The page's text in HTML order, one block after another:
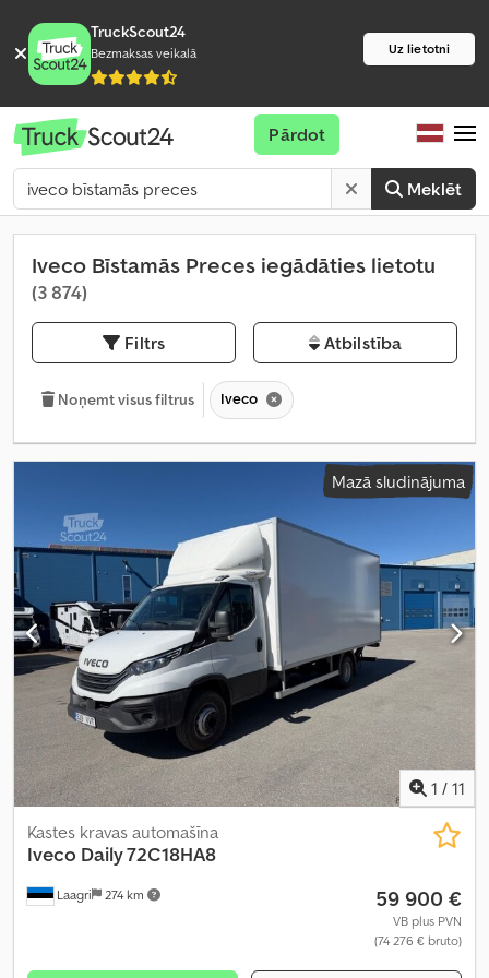
TruckScout24
Bezmaksas veikalā Uz lietotni
Meklēt
Pārdot
Iveco Bīstamās Preces iegādāties lietotu
(3 874)
Filtrs Atbilstība
Noņemt visus filtrus Iveco
Mazā sludinājuma
1 / 11
Laagri 274 km
Kastes kravas automašīna
Iveco Daily 72C18HA8
59 900 €
VB plus PVN
(74 276 € bruto)